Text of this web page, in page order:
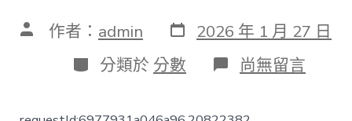
文 作者： admin 發
表
日
期
2026 年 1 月 27 日
分
類
分類於 分數 在
〈古
國
尚無留言